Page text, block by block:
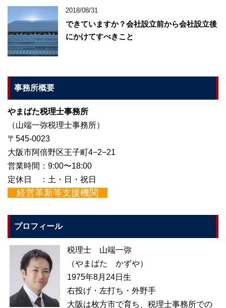
2018/08/31
できていますか？会社設立前から会社設立後
にかけてすべきこと
事務所概要
やまばた税理士事務所
（山端一弥税理士事務所）
〒545-0023
大阪市阿倍野区王子町4−2−21
営業時間：9:00〜18:00
定休日 ：土・日・祝日
経営革新等支援機関
プロフィール
税理士 山端一弥
（やまばた かずや）
1975年8月24日生
右投げ・左打ち・外野手
大阪は枚方市で育ち、税理士事務所での